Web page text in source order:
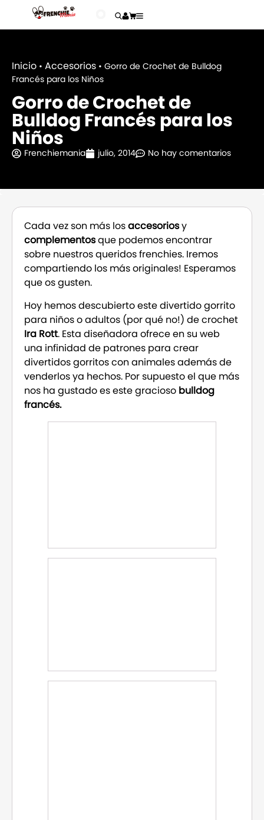
Inicio • Accesorios • Gorro de Crochet de Bulldog
Francés para los Niños
Gorro de Crochet de
Bulldog Francés para los
Niños
Frenchiemania julio, 2014 No hay comentarios
Cada vez son más losaccesoriosy
complementosque podemos encontrar
sobre nuestros queridos frenchies. Iremos
compartiendo los más originales! Esperamos
que os gusten.
Hoy hemos descubierto este divertido gorrito
para niños o adultos (por qué no!) de crochet
Ira Rott. Esta diseñadora ofrece en su web
una infinidad de patrones para crear
divertidos gorritos con animales además de
venderlos ya hechos. Por supuesto el que más
nos ha gustado es este gracioso bulldog
francés.